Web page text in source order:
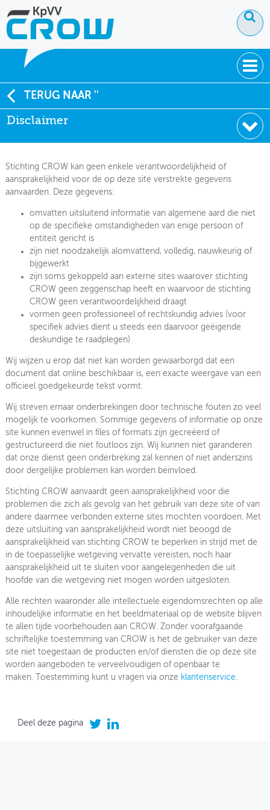
OVER KPVV
NIEUWS
KENNIS
NETWERK V&V
TERUG NAAR ''
Disclaimer
Stichting CROW kan geen enkele verantwoordelijkheid of
aansprakelijkheid voor de op deze site verstrekte gegevens
aanvaarden. Deze gegevens:
omvatten uitsluitend informatie van algemene aard die niet
op de specifieke omstandigheden van enige persoon of
entiteit gericht is
zijn niet noodzakelijk alomvattend, volledig, nauwkeurig of
bijgewerkt
zijn soms gekoppeld aan externe sites waarover stichting
CROW geen zeggenschap heeft en waarvoor de stichting
CROW geen verantwoordelijkheid draagt
vormen geen professioneel of rechtskundig advies (voor
specifiek advies dient u steeds een daarvoor geëigende
deskundige te raadplegen)
Wij wijzen u erop dat niet kan worden gewaarborgd dat een
document dat online beschikbaar is, een exacte weergave van een
officieel goedgekeurde tekst vormt.
Wij streven ernaar onderbrekingen door technische fouten zo veel
mogelijk te voorkomen. Sommige gegevens of informatie op onze
site kunnen evenwel in files of formats zijn gecreëerd of
gestructureerd die niet foutloos zijn. Wij kunnen niet garanderen
dat onze dienst geen onderbreking zal kennen of niet anderszins
door dergelijke problemen kan worden beïnvloed.
Stichting CROW aanvaardt geen aansprakelijkheid voor die
problemen die zich als gevolg van het gebruik van deze site of van
andere daarmee verbonden externe sites mochten voordoen. Met
deze uitsluiting van aansprakelijkheid wordt niet beoogd de
aansprakelijkheid van stichting CROW te beperken in strijd met de
in de toepasselijke wetgeving vervatte vereisten, noch haar
aansprakelijkheid uit te sluiten voor aangelegenheden die uit
hoofde van die wetgeving niet mogen worden uitgesloten.
Alle rechten waaronder alle intellectuele eigendomsrechten op alle
inhoudelijke informatie en het beeldmateriaal op de website blijven
te allen tijde voorbehouden aan CROW. Zonder voorafgaande
schriftelijke toestemming van CROW is het de gebruiker van deze
site niet toegestaan de producten en/of diensten die op deze site
worden aangeboden te verveelvoudigen of openbaar te
maken. Toestemming kunt u vragen via onze klantenservice.
Deel deze pagina